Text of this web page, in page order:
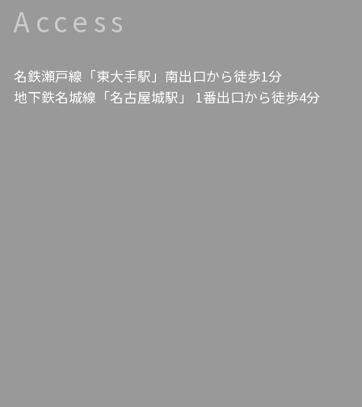
Access
名鉄瀬戸線「東大手駅」南出口から徒歩1分
地下鉄名城線「名古屋城駅」 1番出口から徒歩4分